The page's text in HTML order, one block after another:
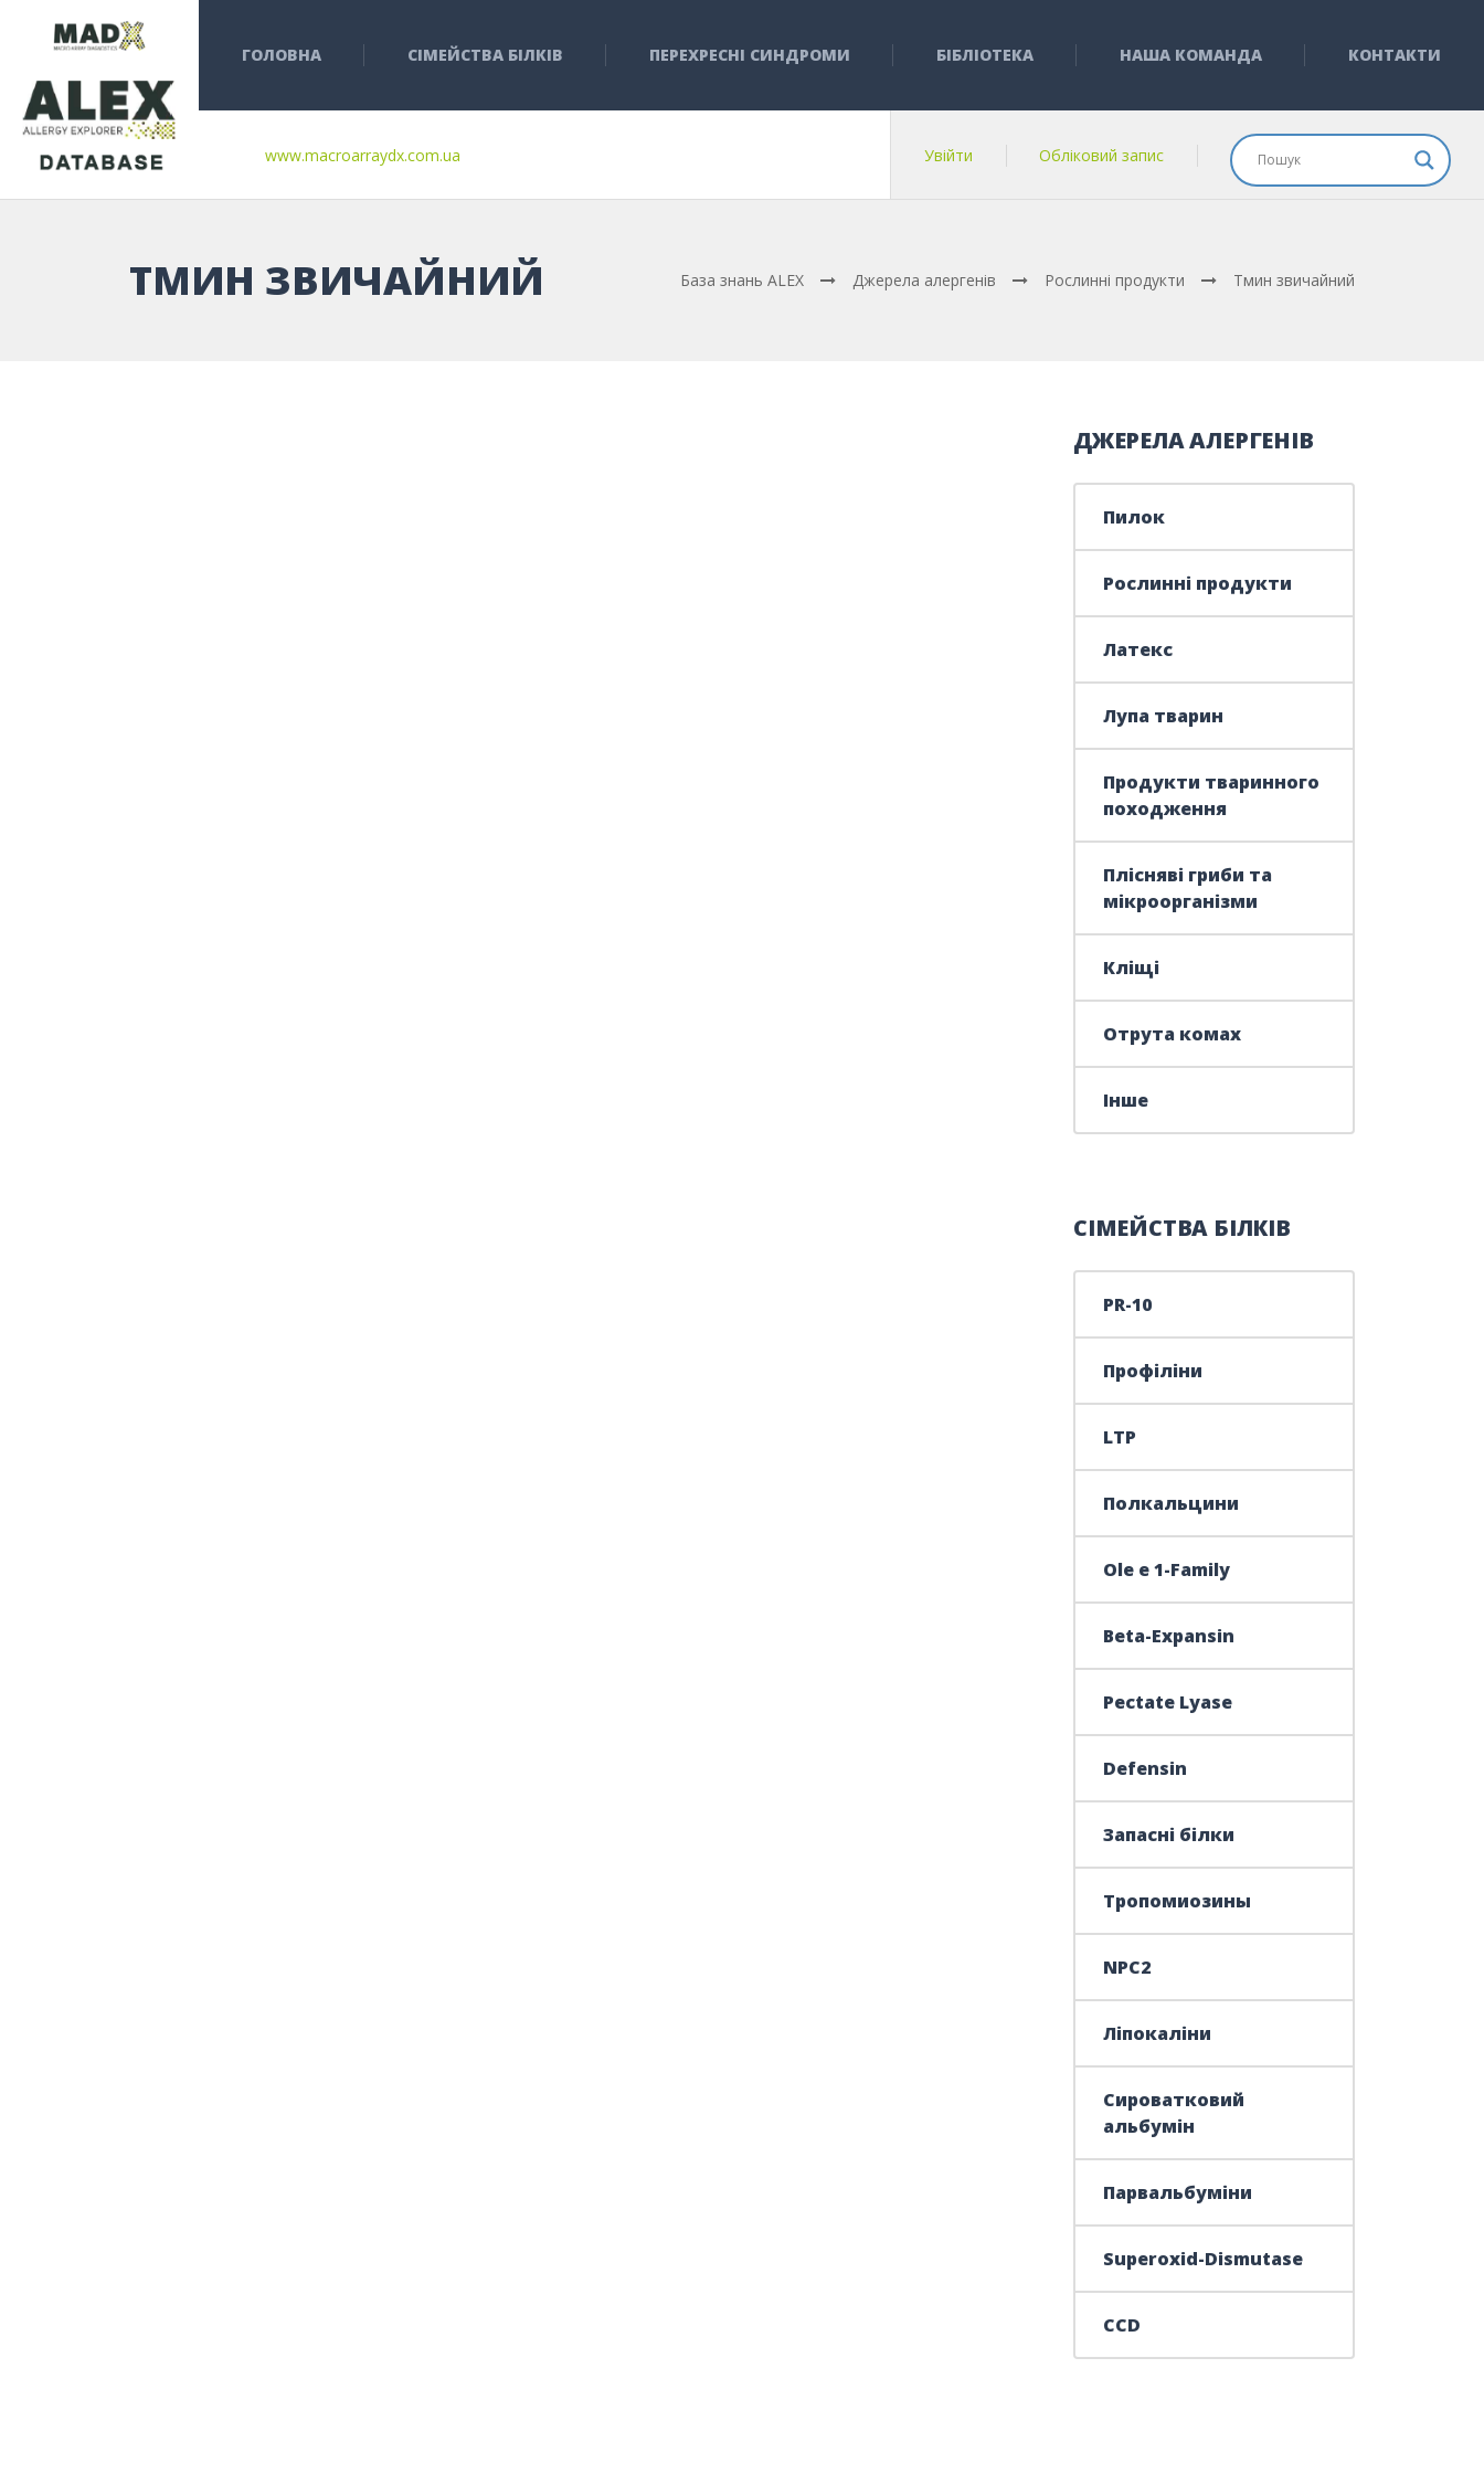
ГОЛОВНА СІМЕЙСТВА БІЛКІВ ПЕРЕХРЕСНІ СИНДРОМИ БІБЛІОТЕКА НАША КОМАНДА КОНТАКТИ
www.macroarraydx.com.ua Увійти Обліковий запис
ТМИН ЗВИЧАЙНИЙ База знань ALEX Джерела алергенів Рослинні продукти Тмин звичайний
ДЖЕРЕЛА АЛЕРГЕНІВ
Пилок
Рослинні продукти
Латекс
Лупа тварин
Продукти тваринного
походження
Плісняві гриби та
мікроорганізми
Кліщі
Отрута комах
Інше
СІМЕЙСТВА БІЛКІВ
PR-10
Профіліни
LTP
Полкальцини
Ole e 1-Family
Beta-Expansin
Pectate Lyase
Defensin
Запасні білки
Тропомиозины
NPC2
Ліпокаліни
Сироватковий
альбумін
Парвальбуміни
Superoxid-Dismutase
CCD